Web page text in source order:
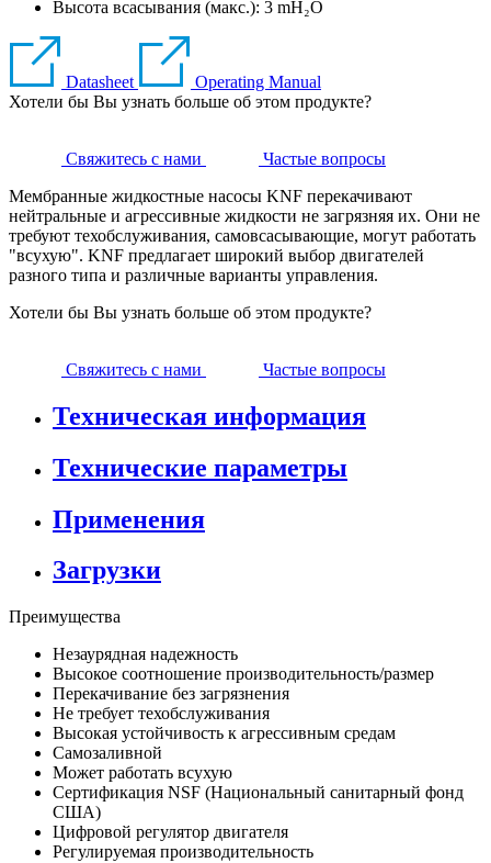
Высота всасывания (макс.): 3 mH₂O
Datasheet
Operating Manual
Хотели бы Вы узнать больше об этом продукте?
Свяжитесь с нами
Частые вопросы
Мембранные жидкостные насосы KNF перекачивают
нейтральные и агрессивные жидкости не загрязняя их. Они не
требуют техобслуживания, самовсасывающие, могут работать
"всухую". KNF предлагает широкий выбор двигателей
разного типа и различные варианты управления.
Хотели бы Вы узнать больше об этом продукте?
Свяжитесь с нами Частые вопросы
Техническая информация
Технические параметры
Применения
Загрузки
Преимущества
Незаурядная надежность
Высокое соотношение производительность/размер
Перекачивание без загрязнения
Не требует техобслуживания
Высокая устойчивость к агрессивным средам
Самозаливной
Может работать всухую
Сертификация NSF (Национальный санитарный фонд
США)
Цифровой регулятор двигателя
Регулируемая производительность